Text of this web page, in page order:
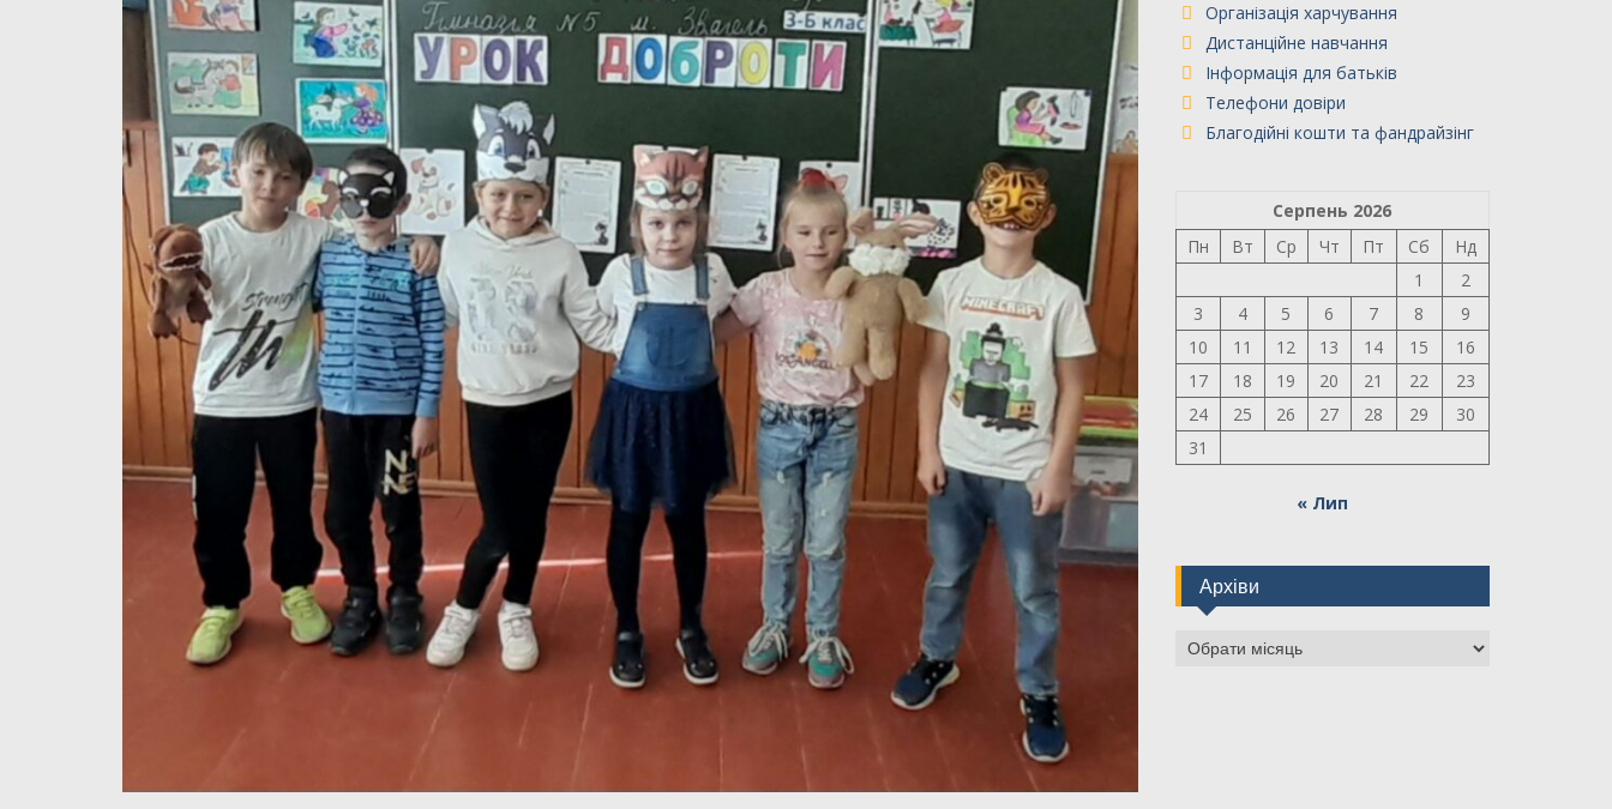
Організація харчування
Дистанційне навчання
Інформація для батьків
Телефони довіри
Благодійні кошти та фандрайзінг
Серпень 2026
Пн
Вт Ср Чт Пт Сб
Нд
1
2
3
4 5 6 7 8
9
10
11 12 13 14 15
16
17
18 19 20 21 22
23
24
25 26 27 28 29
30
31
« Лип
Архіви
Архіви